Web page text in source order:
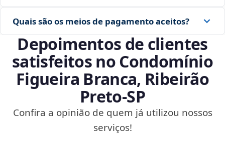
Quais são os meios de pagamento aceitos?
Depoimentos de clientes
satisfeitos no Condomínio
Figueira Branca, Ribeirão
Preto‑SP
Confira a opinião de quem já utilizou nossos
serviços!